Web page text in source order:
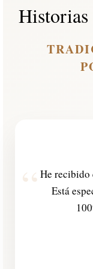
Historias
The